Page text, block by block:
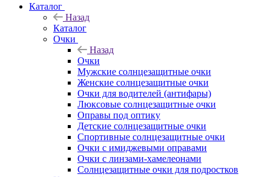
Каталог
Назад
Каталог
Очки
Назад
Очки
Мужские солнцезащитные очки
Женские солнцезащитные очки
Очки для водителей (антифары)
Люксовые солнцезащитные очки
Оправы под оптику
Детские солнцезащитные очки
Спортивные солнцезащитные очки
Очки с имиджевыми оправами
Очки с линзами-хамелеонами
Солнцезащитные очки для подростков